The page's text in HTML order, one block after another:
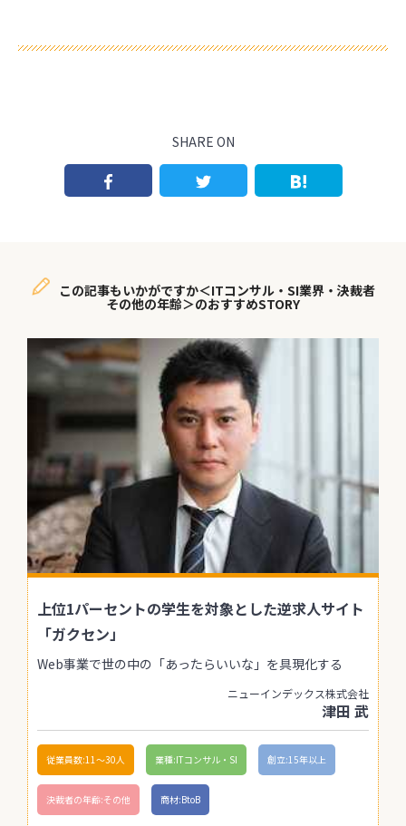
SHARE ON
この記事もいかがですか＜ITコンサル・SI業界・決裁者
その他の年齢＞のおすすめSTORY
上位1パーセントの学生を対象とした逆求人サイト
「ガクセン」
Web事業で世の中の「あったらいいな」を具現化する
ニューインデックス株式会社
津田 武
従業員数:11〜30人 業種:ITコンサル・SI 創立:15年以上
決裁者の年齢:その他 商材:BtoB